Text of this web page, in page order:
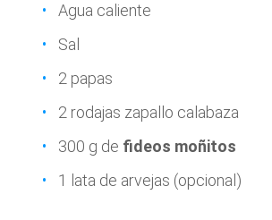
Agua caliente
Sal
2 papas
2 rodajas zapallo calabaza
300 g de fideos moñitos
1 lata de arvejas (opcional)